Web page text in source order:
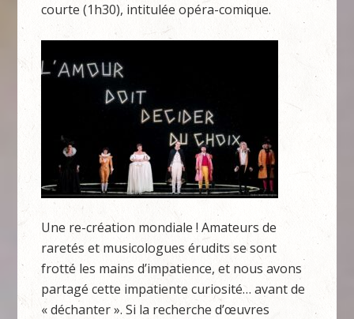
courte (1h30), intitulée opéra-comique.
Une re-création mondiale ! Amateurs de
raretés et musicologues érudits se sont
frotté les mains d’impatience, et nous avons
partagé cette impatiente curiosité… avant de
« déchanter ». Si la recherche d’œuvres